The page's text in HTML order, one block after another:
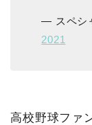
— スペシ
2021
高校野球ファ